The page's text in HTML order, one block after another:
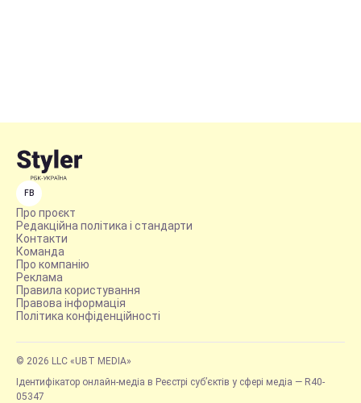
FB
Про проєкт
Редакційна політика і стандарти
Контакти
Команда
Про компанію
Реклама
Правила користування
Правова інформація
Політика конфіденційності
© 2026 LLC «UBT MEDIA»
Ідентифікатор онлайн-медіа в Реєстрі суб’єктів у сфері медіа — R40-
05347